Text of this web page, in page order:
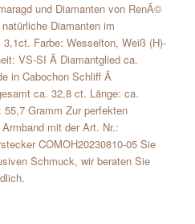
und Diamanten von RenÃ©
Diamanten im
Farbe: Wesselton, Weiß (H)-
VS-SI Ã Diamantglied ca.
in Cabochon Schliff Ã
ca. 32,8 ct. Länge: ca.
Gramm Zur perfekten
mit der Art. Nr.:
COMOH20230810-05 Sie
Schmuck, wir beraten Sie